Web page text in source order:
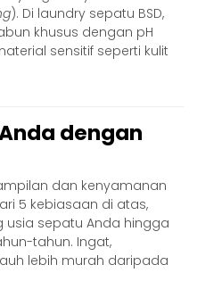
). Di laundry sepatu BSD,
khusus dengan pH
sensitif seperti kulit
dengan
dan kenyamanan
5 kebiasaan di atas,
sepatu Anda hingga
tahun. Ingat,
lebih murah daripada